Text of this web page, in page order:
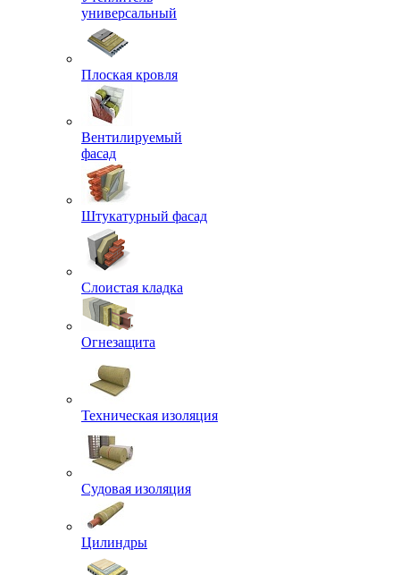
универсальный
Плоская кровля
Вентилируемый
фасад
Штукатурный фасад
Слоистая кладка
Огнезащита
Техническая изоляция
Судовая изоляция
Цилиндры